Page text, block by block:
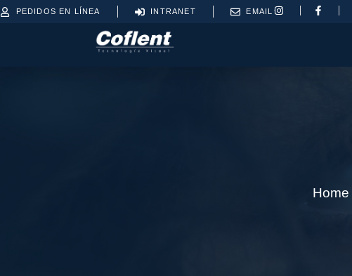
PEDIDOS EN LÍNEA INTRANET EMAIL
Home